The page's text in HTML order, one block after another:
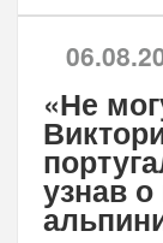
«Не
узнав